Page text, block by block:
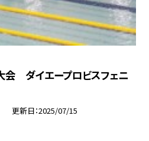
ダイエープロビスフェニ
更新日 2025/07/15